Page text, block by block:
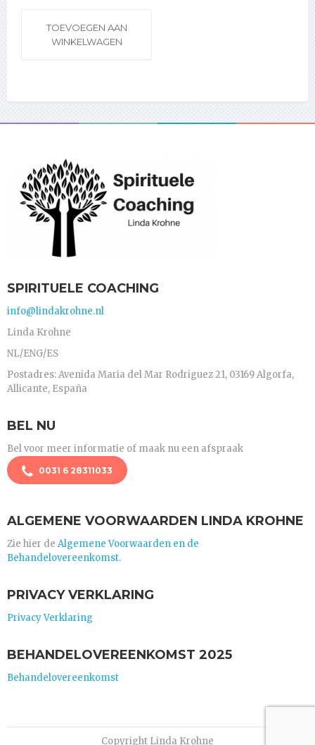
TOEVOEGEN AAN
WINKELWAGEN
SPIRITUELE COACHING
info@lindakrohne.nl
Linda Krohne
NL/ENG/ES
Postadres: Avenida Maria del Mar Rodriguez 21, 03169 Algorfa,
Allicante, España
BEL NU
Bel voor meer informatie of maak nu een afspraak
0031 6 28311033
ALGEMENE VOORWAARDEN LINDA KROHNE
Zie hier de Algemene Voorwaarden en de
Behandelovereenkomst.
PRIVACY VERKLARING
Privacy Verklaring
BEHANDELOVEREENKOMST 2025
Behandelovereenkomst
Copyright Linda Krohne